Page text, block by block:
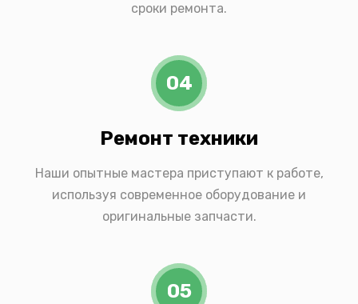
сроки ремонта.
04
Ремонт техники
Наши опытные мастера приступают к работе,
используя современное оборудование и
оригинальные запчасти.
05